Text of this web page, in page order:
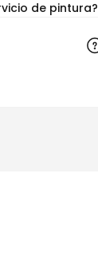
de pintura?